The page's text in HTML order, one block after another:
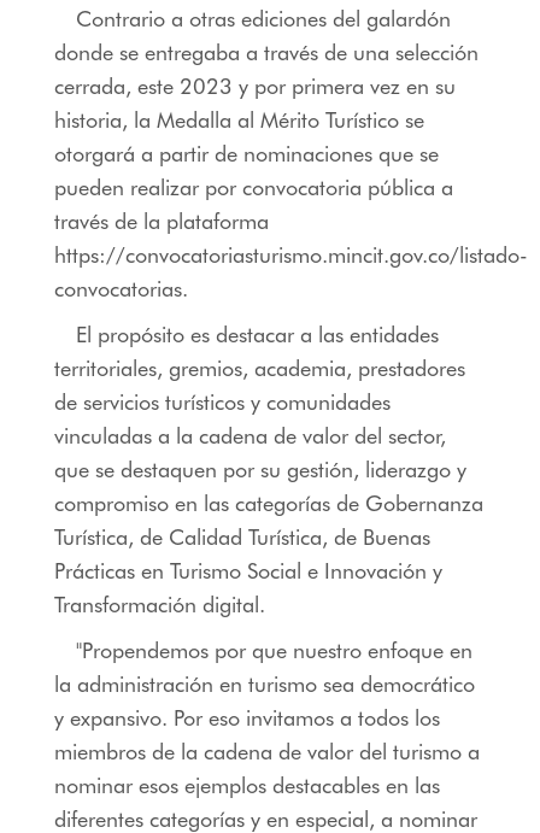
Contrario a otras ediciones del galardón
donde se entregaba a través de una selección
cerrada, este 2023 y por primera vez en su
historia, la Medalla al Mérito Turístico se
otorgará a partir de nominaciones que se
pueden realizar por convocatoria pública a
través de la plataforma
https://convocatoriasturismo.mincit.gov.co/listado-
convocatorias.
El propósito es destacar a las entidades
territoriales, gremios, academia, prestadores
de servicios turísticos y comunidades
vinculadas a la cadena de valor del sector,
que se destaquen por su gestión, liderazgo y
compromiso en las categorías de Gobernanza
Turística, de Calidad Turística, de Buenas
Prácticas en Turismo Social e Innovación y
Transformación digital.
"Propendemos por que nuestro enfoque en
la administración en turismo sea democrático
y expansivo. Por eso invitamos a todos los
miembros de la cadena de valor del turismo a
nominar esos ejemplos destacables en las
diferentes categorías y en especial, a nominar